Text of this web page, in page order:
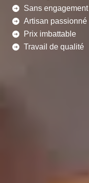
Sans engagement
Artisan passionné
Prix imbattable
Travail de qualité